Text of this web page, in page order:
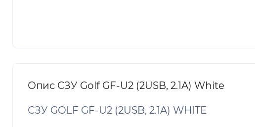
Опис СЗУ Golf GF-U2 (2USB, 2.1A) White
СЗУ GOLF GF-U2 (2USB, 2.1A) WHITE